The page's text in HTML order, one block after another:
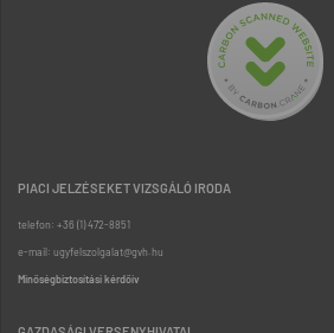
PIACI JELZÉSEKET VIZSGÁLÓ IRODA
telefon: +36 (1) 472-8851
e-mail: ugyfelszolgalat@gvh.hu
Minőségbiztosítási kérdőív